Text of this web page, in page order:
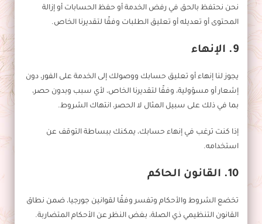
نحن نحتفظ بالحق في رفض الخدمة أو حفظ الحسابات أو إزالة
المحتوى أو تعديله أو تعليق الطلبات وفقًا لتقديرنا الخاص.
9. الإنهاء
يجوز لنا إنهاء أو تعليق حسابك ووصولك إلى الخدمة على الفور، دون
إشعار أو مسؤولية، وفقًا لتقديرنا الخاص، لأي سبب وبدون حصر،
بما في ذلك على سبيل المثال لا الحصر، انتهاك الشروط.
إذا كنت ترغب في إنهاء حسابك، يمكنك ببساطة التوقف عن
استخدامه.
10. القانون الحاكم
تخضع الشروط والأحكام وتفسر وفقًا لقوانين جورجيا، ضمن نطاق
القانون التنظيمي ذي الصلة، بغض النظر عن الأحكام المتضاربة.